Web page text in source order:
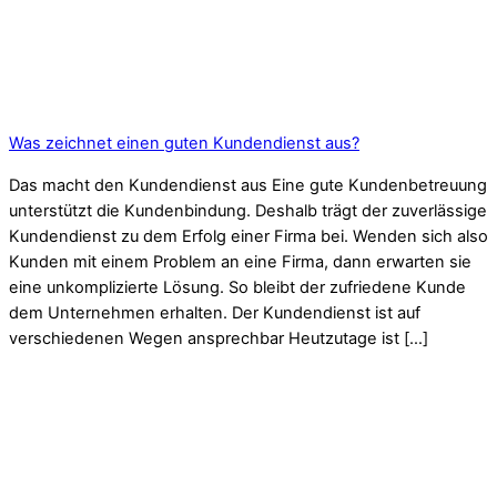
Was zeichnet einen guten Kundendienst aus?
Das macht den Kundendienst aus Eine gute Kundenbetreuung
unterstützt die Kundenbindung. Deshalb trägt der zuverlässige
Kundendienst zu dem Erfolg einer Firma bei. Wenden sich also
Kunden mit einem Problem an eine Firma, dann erwarten sie
eine unkomplizierte Lösung. So bleibt der zufriedene Kunde
dem Unternehmen erhalten. Der Kundendienst ist auf
verschiedenen Wegen ansprechbar Heutzutage ist […]